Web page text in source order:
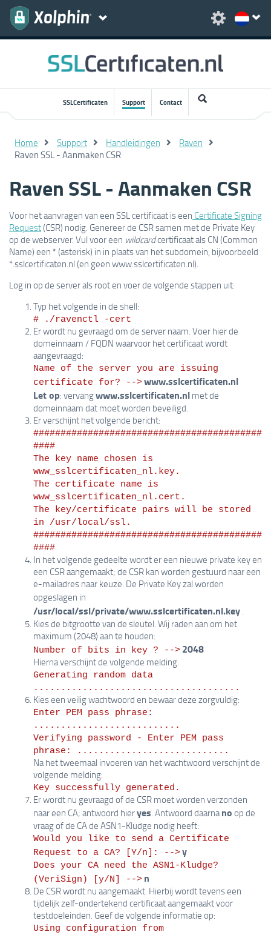
SSLCertificaten Support Contact
Home Support Handleidingen Raven
Raven SSL - Aanmaken CSR
Raven SSL - Aanmaken CSR
Voor het aanvragen van een SSL certificaat is een Certificate Signing
Request(CSR) nodig. Genereer de CSR samen met de Private Key
op de webserver. Vul voor een wildcardcertificaat als CN (Common
Name) een * (asterisk) in in plaats van het subdomein, bijvoorbeeld
*.sslcertificaten.nl (en geen www.sslcertificaten.nl).
Log in op de server als root en voer de volgende stappen uit:
Typ het volgende in de shell:
# ./ravenctl -cert
Er wordt nu gevraagd om de server naam. Voer hier de
domeinnaam / FQDN waarvoor het certificaat wordt
aangevraagd:
Name of the server you are issuing
certificate for? -->www.sslcertificaten.nl
Let op: vervangwww.sslcertificaten.nl met de
domeinnaam dat moet worden beveiligd.
Er verschijnt het volgende bericht:
##########################################
####
The key name chosen is
www_sslcertificaten_nl.key.
The certificate name is
www_sslcertificaten_nl.cert.
The key/certificate pairs will be stored
in /usr/local/ssl.
##########################################
####
In het volgende gedeelte wordt er een nieuwe private key en
een CSR aangemaakt; de CSR kan worden gestuurd naar een
e-mailadres naar keuze. De Private Key zal worden
opgeslagen in
/usr/local/ssl/private/www.sslcertificaten.nl.key .
Kies de bitgrootte van de sleutel. Wij raden aan om het
maximum (2048) aan te houden:
Number of bits in key ? --> 2048
Hierna verschijnt de volgende melding:
Generating random data
......................................
Kies een veilig wachtwoord en bewaar deze zorgvuldig:
Enter PEM pass phrase:
...........................
Verifying password - Enter PEM pass
phrase: ............................
Na het tweemaal invoeren van het wachtwoord verschijnt de
volgende melding:
Key successfully generated.
Er wordt nu gevraagd of de CSR moet worden verzonden
naar een CA; antwoord hieryes. Antwoord daarnano op de
vraag of de CA de ASN1-Kludge nodig heeft:
Would you like to send a Certificate
Request to a CA? [Y/n]: -->y
Does your CA need the ASN1-Kludge?
(VeriSign) [y/N] --> n
De CSR wordt nu aangemaakt. Hierbij wordt tevens een
tijdelijk zelf-ondertekend certificaat aangemaakt voor
testdoeleinden. Geef de volgende informatie op:
Using configuration from